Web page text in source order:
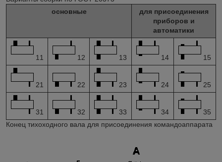
основные
для присоединения
приборов и
автоматики
11 12 13 14 15
21 22 23 24 25
31 32 33 34
35
Конец тихоходного вала для присоединения командоаппарата